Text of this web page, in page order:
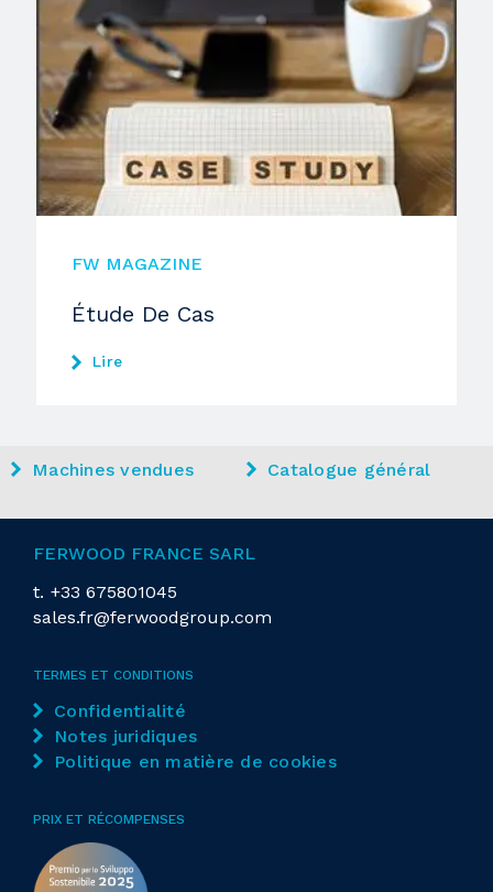
FW MAGAZINE
Étude De Cas
Lire
Machines vendues Catalogue général
FERWOOD FRANCE SARL
t. +33 675801045
sales.fr@ferwoodgroup.com
TERMES ET CONDITIONS
Confidentialité
Notes juridiques
Politique en matière de cookies
PRIX ET RÉCOMPENSES